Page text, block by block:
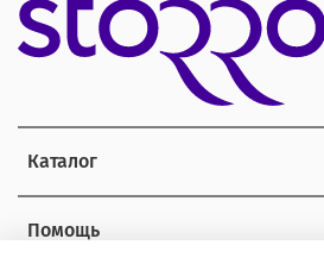
Каталог
Помощь